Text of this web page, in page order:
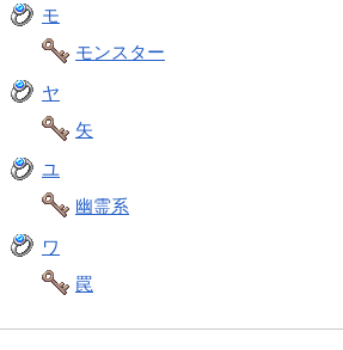
モ
モンスター
ヤ
矢
ユ
幽霊系
ワ
罠